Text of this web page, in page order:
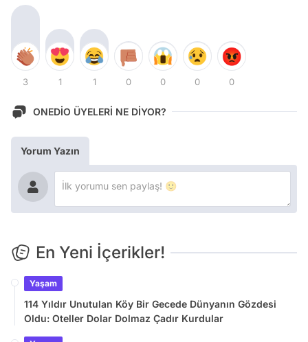
3 1 1 0 0 0 0
ONEDİO ÜYELERİ NE DİYOR?
Yorum Yazın
En Yeni İçerikler!
Yaşam
114 Yıldır Unutulan Köy Bir Gecede Dünyanın Gözdesi
Oldu: Oteller Dolar Dolmaz Çadır Kurdular